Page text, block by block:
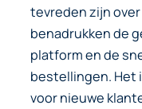
tevreden zijn
benadrukken de
platform en de
bestellingen. Het
voor nieuwe